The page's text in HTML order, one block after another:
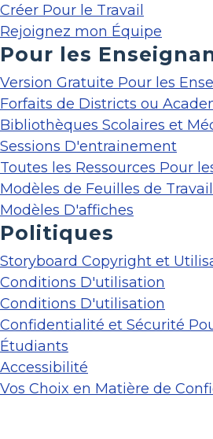
Créer Pour le Travail
Rejoignez mon Équipe
Pour les
Version Gratuite Pour les
Forfaits de Districts ou
Bibliothèques Scolaires et
Sessions D'entrainement
Toutes les Ressources Pour
Modèles de Feuilles de Travail
Modèles D'affiches
Politiques
Storyboard Copyright et
Conditions D'utilisation
Conditions D'utilisation
Confidentialité et Sécurité
Étudiants
Accessibilité
Vos Choix en Matière de